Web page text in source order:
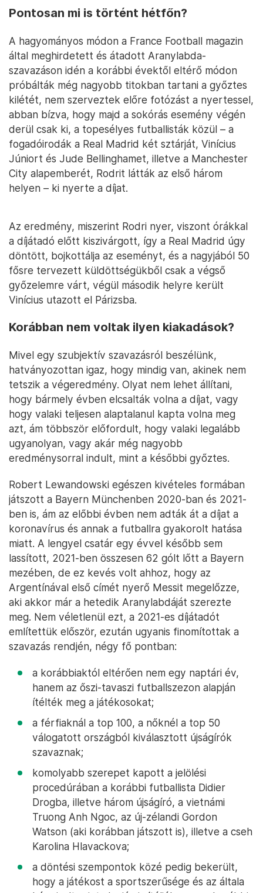
Pontosan mi is történt hétfőn?
A hagyományos módon a France Football magazin
által meghirdetett és átadott Aranylabda-
szavazáson idén a korábbi évektől eltérő módon
próbálták még nagyobb titokban tartani a győztes
kilétét, nem szerveztek előre fotózást a nyertessel,
abban bízva, hogy majd a sokórás esemény végén
derül csak ki, a topesélyes futballisták közül – a
fogadóirodák a Real Madrid két sztárját, Vinícius
Júniort és Jude Bellinghamet, illetve a Manchester
City alapemberét, Rodrit látták az első három
helyen – ki nyerte a díjat.
Az eredmény, miszerint Rodri nyer, viszont órákkal
a díjátadó előtt kiszivárgott, így a Real Madrid úgy
döntött, bojkottálja az eseményt, és a nagyjából 50
fősre tervezett küldöttségükből csak a végső
győzelemre várt, végül második helyre került
Vinícius utazott el Párizsba.
Korábban nem voltak ilyen kiakadások?
Mivel egy szubjektív szavazásról beszélünk,
hatványozottan igaz, hogy mindig van, akinek nem
tetszik a végeredmény. Olyat nem lehet állítani,
hogy bármely évben elcsalták volna a díjat, vagy
hogy valaki teljesen alaptalanul kapta volna meg
azt, ám többször előfordult, hogy valaki legalább
ugyanolyan, vagy akár még nagyobb
eredménysorral indult, mint a későbbi győztes.
Robert Lewandowski egészen kivételes formában
játszott a Bayern Münchenben 2020-ban és 2021-
ben is, ám az előbbi évben nem adták át a díjat a
koronavírus és annak a futballra gyakorolt hatása
miatt. A lengyel csatár egy évvel később sem
lassított, 2021-ben összesen 62 gólt lőtt a Bayern
mezében, de ez kevés volt ahhoz, hogy az
Argentínával első címét nyerő Messit megelőzze,
aki akkor már a hetedik Aranylabdáját szerezte
meg. Nem véletlenül ezt, a 2021-es díjátadót
említettük először, ezután ugyanis finomítottak a
szavazás rendjén, négy fő pontban:
a korábbiaktól eltérően nem egy naptári év,
hanem az őszi-tavaszi futballszezon alapján
ítélték meg a játékosokat;
a férfiaknál a top 100, a nőknél a top 50
válogatott országból kiválasztott újságírók
szavaznak;
komolyabb szerepet kapott a jelölési
procedúrában a korábbi futballista Didier
Drogba, illetve három újságíró, a vietnámi
Truong Anh Ngoc, az új-zélandi Gordon
Watson (aki korábban játszott is), illetve a cseh
Karolina Hlavackova;
a döntési szempontok közé pedig bekerült,
hogy a játékost a sportszerűsége és az általa